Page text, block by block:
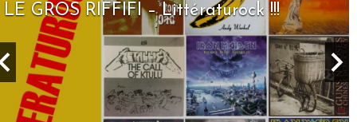
LE GROS RIFFIFI – Seven Days To